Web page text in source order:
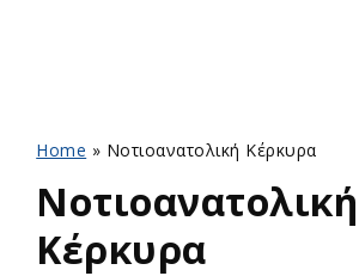
Home » Νοτιοανατολική Κέρκυρα
Νοτιοανατολική
Κέρκυρα